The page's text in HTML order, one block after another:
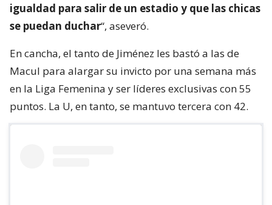
igualdad para salir de un estadio y que las chicas
se puedan duchar“, aseveró.
En cancha, el tanto de Jiménez les bastó a las de
Macul para alargar su invicto por una semana más
en la Liga Femenina y ser líderes exclusivas con 55
puntos. La U, en tanto, se mantuvo tercera con 42.